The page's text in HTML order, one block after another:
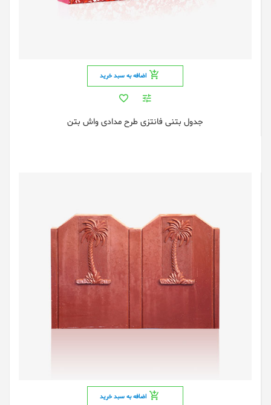
اضافه به سبد خرید
جدول بتنی فانتزی طرح مدادی واش بتن
اضافه به سبد خرید